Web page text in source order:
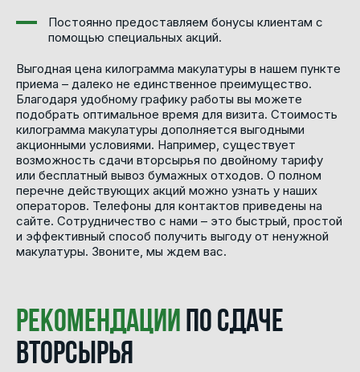
Постоянно предоставляем бонусы клиентам с
помощью специальных акций.
Выгодная цена килограмма макулатуры в нашем пункте
приема – далеко не единственное преимущество.
Благодаря удобному графику работы вы можете
подобрать оптимальное время для визита. Стоимость
килограмма макулатуры дополняется выгодными
акционными условиями. Например, существует
возможность сдачи вторсырья по двойному тарифу
или бесплатный вывоз бумажных отходов. О полном
перечне действующих акций можно узнать у наших
операторов. Телефоны для контактов приведены на
сайте. Сотрудничество с нами – это быстрый, простой
и эффективный способ получить выгоду от ненужной
макулатуры. Звоните, мы ждем вас.
Рекомендации по сдаче
вторсырья